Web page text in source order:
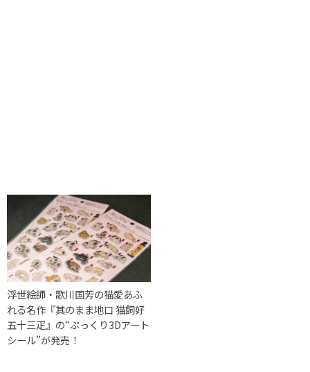
浮世絵師・歌川国芳の猫愛あふ
れる名作『其のまま地口 猫飼好
五十三疋』の“ぷっくり3Dアート
シール”が発売！